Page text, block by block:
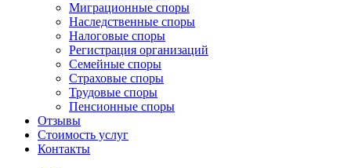
Миграционные споры
Наследственные споры
Налоговые споры
Регистрация организаций
Семейные споры
Страховые споры
Трудовые споры
Пенсионные споры
Отзывы
Стоимость услуг
Контакты